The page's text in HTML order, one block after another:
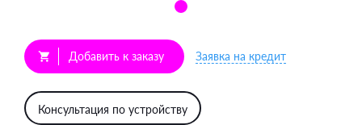
shopping_cart Добавить к заказу Заявка на кредит
Консультация по устройству